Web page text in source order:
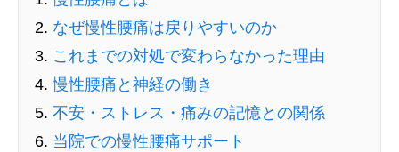
なぜ慢性腰痛は戻りやすいのか
これまでの対処で変わらなかった理由
慢性腰痛と神経の働き
不安・ストレス・痛みの記憶との関係
当院での慢性腰痛サポート